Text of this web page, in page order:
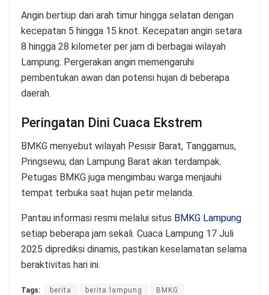
Angin bertiup dari arah timur hingga selatan dengan
kecepatan 5 hingga 15 knot. Kecepatan angin setara
8 hingga 28 kilometer per jam di berbagai wilayah
Lampung. Pergerakan angin memengaruhi
pembentukan awan dan potensi hujan di beberapa
daerah.
Peringatan Dini Cuaca Ekstrem
BMKG menyebut wilayah Pesisir Barat, Tanggamus,
Pringsewu, dan Lampung Barat akan terdampak.
Petugas BMKG juga mengimbau warga menjauhi
tempat terbuka saat hujan petir melanda.
Pantau informasi resmi melalui situs BMKG Lampung
setiap beberapa jam sekali. Cuaca Lampung 17 Juli
2025 diprediksi dinamis, pastikan keselamatan selama
beraktivitas hari ini.
Tags: berita berita lampung BMKG